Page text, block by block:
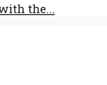
the...